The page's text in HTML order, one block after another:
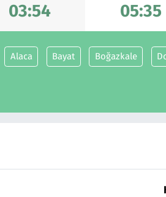
03:54 05:35
Alaca Bayat Boğazkale